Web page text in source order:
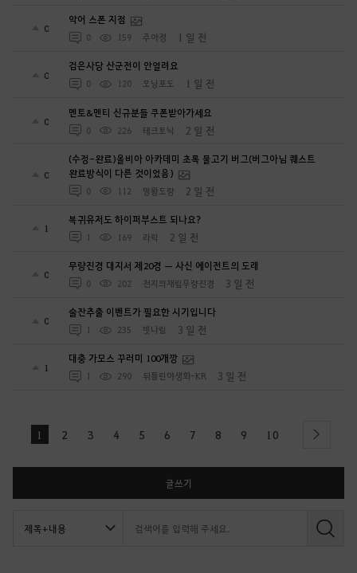
0
악어 스폰 지점
0 159 주아정 1 일 전
0
검은사당 산군전이 안열려요
0 120 모닝포도 1 일 전
0
멘토&멘티 신규분들 쿠폰받아가세요
0 226 테크토닉 2 일 전
0
(수정-완료)올비아 아카데미 초록 물고기 버그(버그아님 퀘스트
완료방식이 다른 것이었음)
0 112 명왕도량 2 일 전
1
복귀유저도 하이퍼부스트 되나요?
1 169 라릭 2 일 전
0
무량진경 대지서 제20경 — 사신 에이전트의 도래
0 202 천지의재림무량진경 3 일 전
0
술잔추출 이벤트가 필요한 시기입니다
1 235 빗나림 3 일 전
1
대충 가모스 꾸러미 100개깡
1 290 뒤틀린야생화-KR 3 일 전
1 2 3 4 5 6 7 8 9 10 next
글쓰기
검